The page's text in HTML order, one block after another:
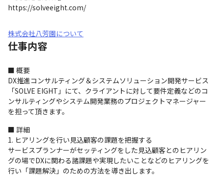
https://solveeight.com/
株式会社八芳園について
仕事内容
■ 概要
DX推進コンサルティング＆システムソリューション開発サービス
「SOLVE EIGHT」にて、クライアントに対して要件定義などのコ
ンサルティングやシステム開発業務のプロジェクトマネージャー
を担って頂きます。
■ 詳細
1. ヒアリングを行い見込顧客の課題を把握する
サービスプランナーがセッティングをした見込顧客とのヒアリン
グの場でDXに関わる諸課題や実現したいことなどのヒアリングを
行い「課題解決」のための方法を導き出します。